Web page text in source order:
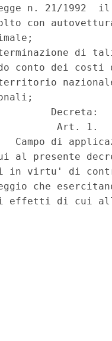
n. 21/1992
con
di
conto dei
Decreta:
Art. 1.
Campo di
al presente
in virtu' di
che
di cui alla